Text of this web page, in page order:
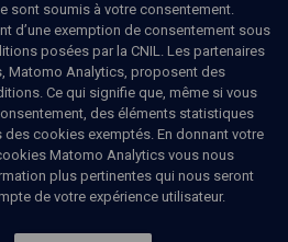
newsletter
sont soumis à votre consentement.
d’une exemption de consentement sous
posées par la CNIL. Les partenaires
Matomo Analytics, proposent des
Ce qui signifie que, même si vous
des éléments statistiques
des cookies exemptés. En donnant votre
Matomo Analytics vous nous
plus pertinentes qui nous seront
de votre expérience utilisateur.